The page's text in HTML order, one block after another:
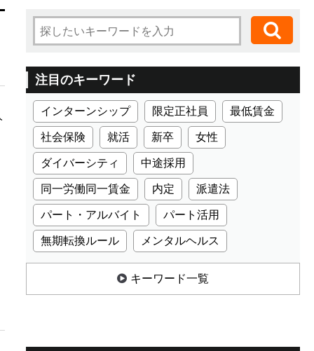
注目のキーワード
インターンシップ 限定正社員 最低賃金
社会保険 就活 新卒 女性
ダイバーシティ 中途採用
同一労働同一賃金 内定 派遣法
パート・アルバイト パート活用
無期転換ルール メンタルヘルス
キーワード一覧